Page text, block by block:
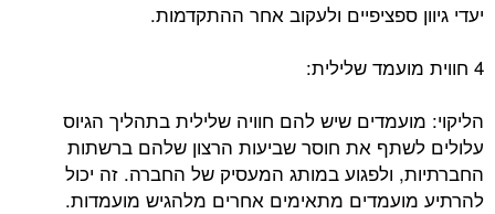
יעדי גיוון ספציפיים ולעקוב אחר ההתקדמות.
4 חווית מועמד שלילית:
הליקוי: מועמדים שיש להם חוויה שלילית בתהליך הגיוס
עלולים לשתף את חוסר שביעות הרצון שלהם ברשתות
החברתיות, ולפגוע במותג המעסיק של החברה. זה יכול
להרתיע מועמדים מתאימים אחרים מלהגיש מועמדות.